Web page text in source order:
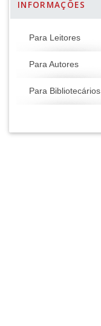
INFORMAÇÕES
Para Leitores
Para Autores
Para Bibliotecários